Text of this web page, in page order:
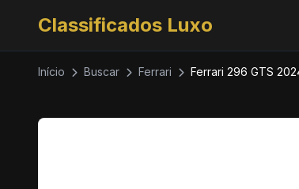
Classificados Luxo
Início Buscar Ferrari Ferrari 296 GTS